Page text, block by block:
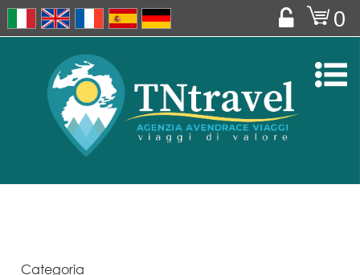
o 0


Categoria